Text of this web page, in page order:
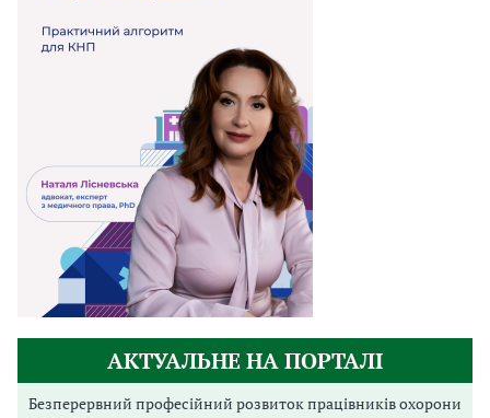
АКТУАЛЬНЕ НА ПОРТАЛІ
Безперервний професійний розвиток працівників охорони